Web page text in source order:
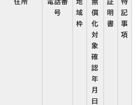
号
域
枠
償
化
対
象
確
認
年
月
日
明
書
記
事
項